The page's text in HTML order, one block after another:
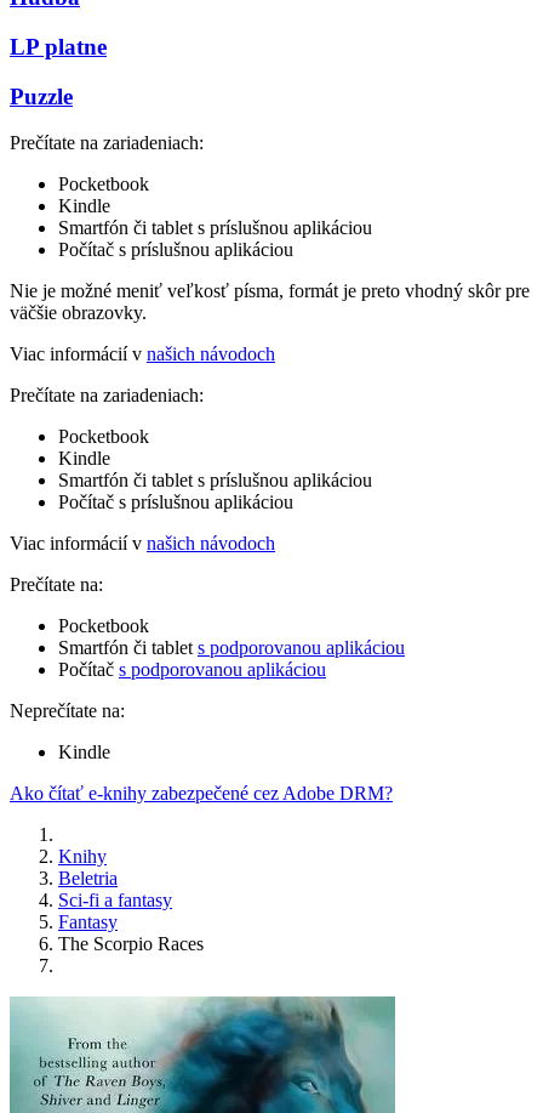
LP platne
Puzzle
Prečítate na zariadeniach:
Pocketbook
Kindle
Smartfón či tablet s príslušnou aplikáciou
Počítač s príslušnou aplikáciou
Nie je možné meniť veľkosť písma, formát je preto vhodný skôr pre
väčšie obrazovky.
Viac informácií v našich návodoch
Prečítate na zariadeniach:
Pocketbook
Kindle
Smartfón či tablet s príslušnou aplikáciou
Počítač s príslušnou aplikáciou
Viac informácií v našich návodoch
Prečítate na:
Pocketbook
Smartfón či tablet s podporovanou aplikáciou
Počítač s podporovanou aplikáciou
Neprečítate na:
Kindle
Ako čítať e-knihy zabezpečené cez Adobe DRM?
Knihy
Beletria
Sci-fi a fantasy
Fantasy
The Scorpio Races